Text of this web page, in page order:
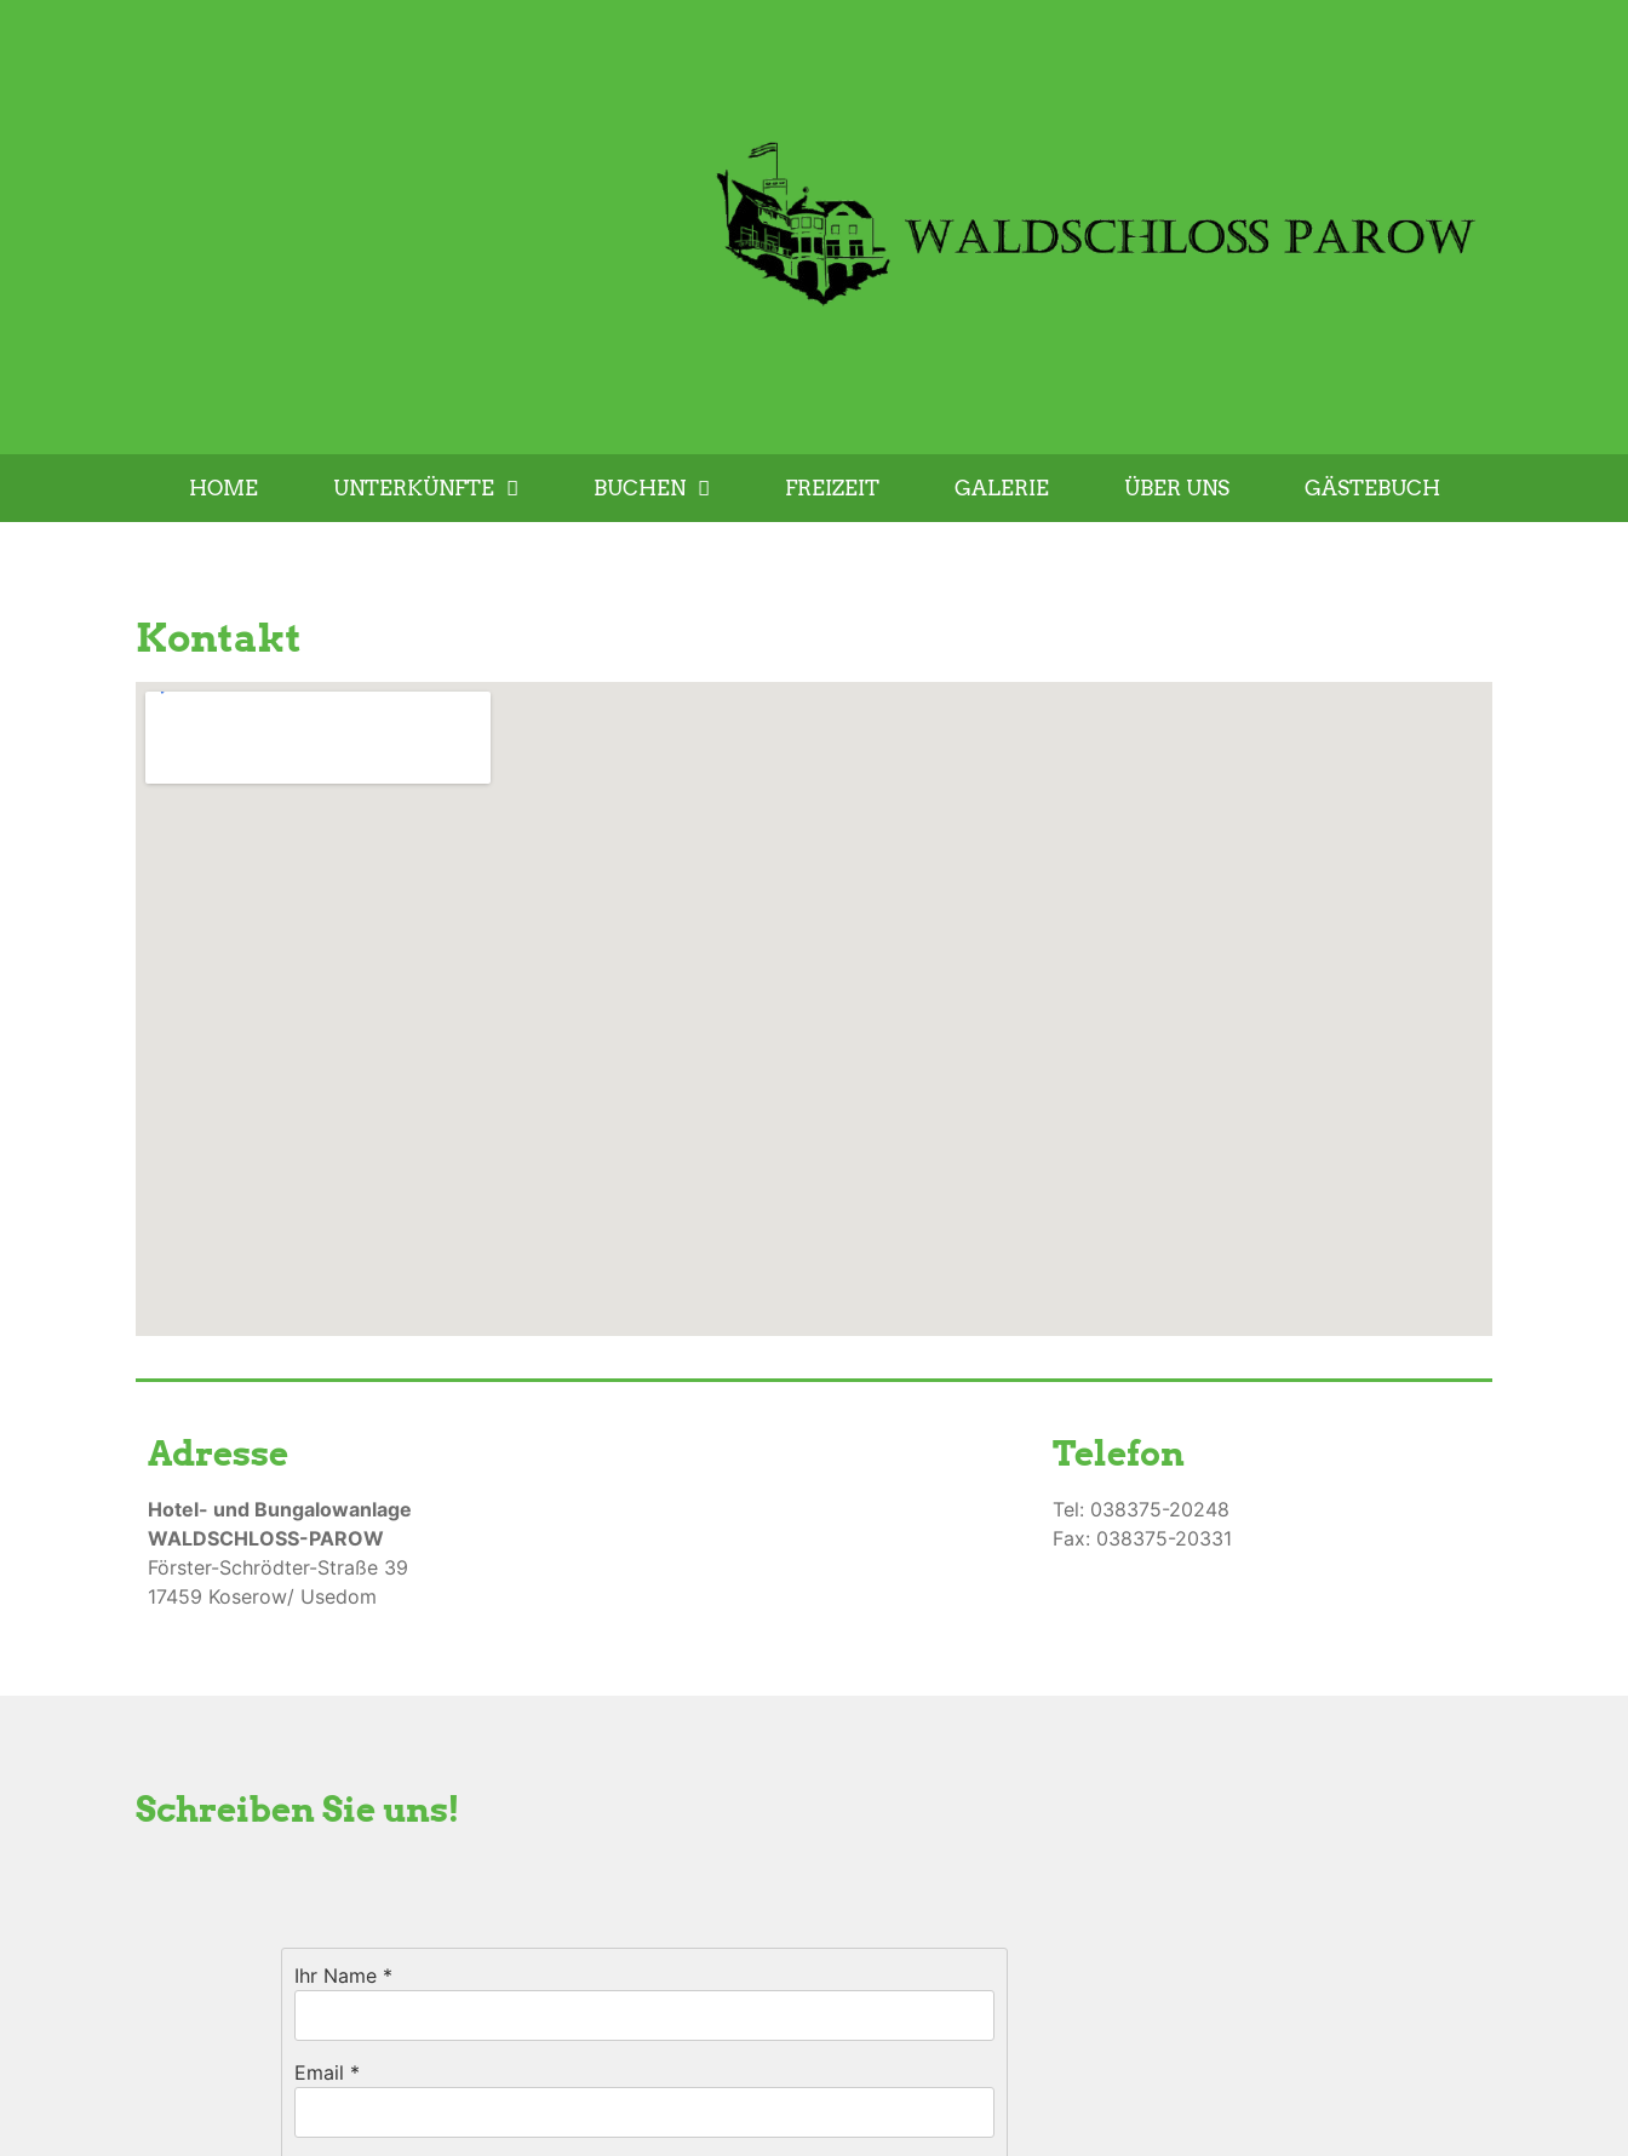
HOME UNTERKÜNFTE BUCHEN FREIZEIT GALERIE ÜBER UNS GÄSTEBUCH
Kontakt
Adresse
Hotel- und Bungalowanlage
WALDSCHLOSS-PAROW
Förster-Schrödter-Straße 39
17459 Koserow/ Usedom
Telefon
Tel: 038375-20248
Fax: 038375-20331
Schreiben Sie uns!
Ihr Name *
Email *